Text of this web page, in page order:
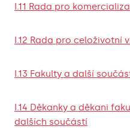
I.11 Rada pro
I.12 Rada pro celoživotní
I.13 Fakulty a další
I.14 Děkanky a děkani
dalších součástí